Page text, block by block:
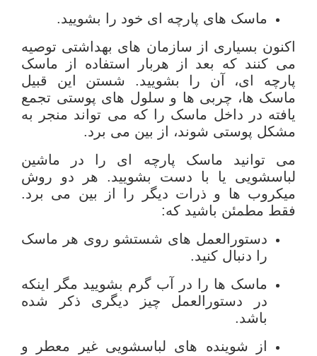
ماسک های پارچه ای خود را بشویید.
اکنون بسیاری از سازمان های بهداشتی توصیه
می کنند که بعد از هربار استفاده از ماسک
پارچه ای، آن را بشویید. شستن این قبیل
ماسک ها، چربی ها و سلول های پوستی تجمع
یافته در داخل ماسک را که می تواند منجر به
مشکل پوستی شوند، از بین می برد.
می توانید ماسک پارچه ای را در ماشین
لباسشویی یا با دست بشویید. هر دو روش
میکروب ها و ذرات دیگر را از بین می برد.
فقط مطمئن باشید که:
دستورالعمل های شستشو روی هر ماسک
را دنبال کنید.
ماسک ها را در آب گرم بشویید مگر اینکه
در دستورالعمل چیز دیگری ذکر شده
باشد.
از شوینده های لباسشویی غیر معطر و